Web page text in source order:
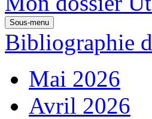
Sous-menu
Bibliographie
Mai 2026
Avril 2026